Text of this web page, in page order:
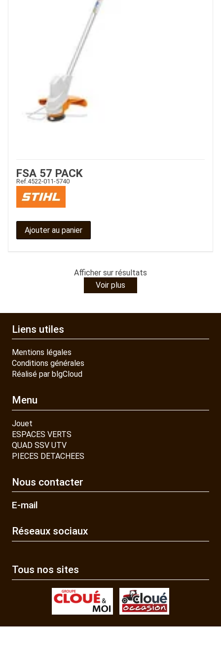
FSA 57 PACK
Ref. 4522-011-5740
Ajouter au panier
Afficher sur résultats
Voir plus
Liens utiles
Mentions légales
Conditions générales
Réalisé par blgCloud
Menu
Jouet
ESPACES VERTS
QUAD SSV UTV
PIECES DETACHEES
Nous contacter
E-mail
Réseaux sociaux
Tous nos sites